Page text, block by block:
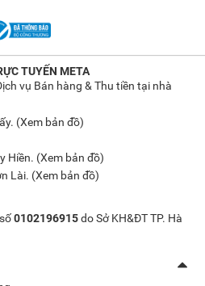
TUYẾN META
vụ Bán hàng & Thu tiền tại nhà
(Xem bản đồ)
Hiền. (Xem bản đồ)
Lài. (Xem bản đồ)
0102196915do Sở KH&ĐT TP. Hà